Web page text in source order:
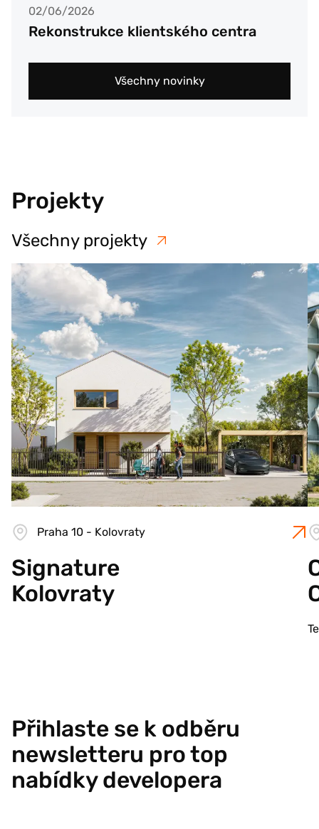
02/06/2026
Rekonstrukce klientského centra
Všechny novinky
Projekty
Všechny projekty
Praha 10 - Kolovraty
Signature
Kolovraty
Přihlaste se k odběru
newsletteru pro top
nabídky developera